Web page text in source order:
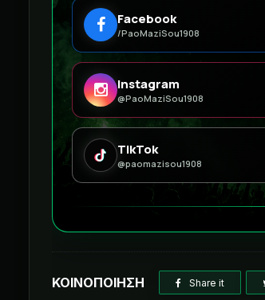
Facebook
/PaoMaziSou1908
Instagram
@PaoMaziSou1908
TikTok
@paomazisou1908
ΚΟΙΝΟΠΟΙΗΣΗ Share it